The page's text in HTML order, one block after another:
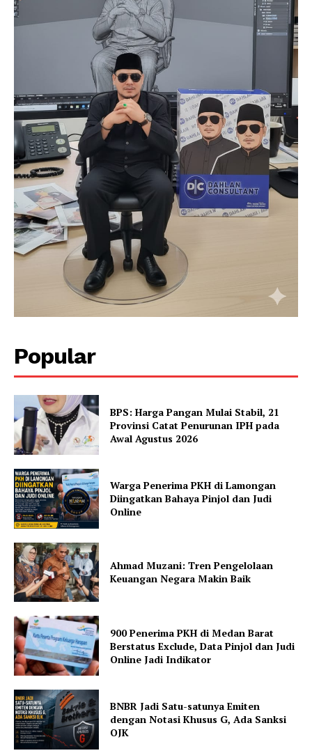
SUBSCRIBE NOW
Company
About
Contact
Popular
BPS: Harga Pangan Mulai Stabil, 21
Provinsi Catat Penurunan IPH pada
Awal Agustus 2026
Warga Penerima PKH di Lamongan
Diingatkan Bahaya Pinjol dan Judi
Online
Ahmad Muzani: Tren Pengelolaan
Keuangan Negara Makin Baik
900 Penerima PKH di Medan Barat
Berstatus Exclude, Data Pinjol dan Judi
Online Jadi Indikator
BNBR Jadi Satu-satunya Emiten
dengan Notasi Khusus G, Ada Sanksi
OJK